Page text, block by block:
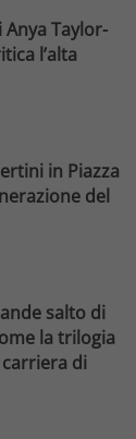
Taylor-
l’alta
in Piazza
del
salto di
la trilogia
di